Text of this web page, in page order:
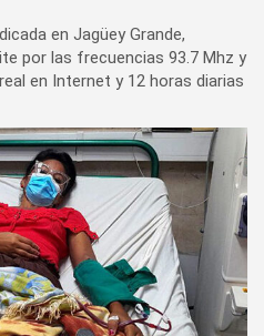
en Jagüey Grande,
por las frecuencias 93.7 Mhz y
en Internet y 12 horas diarias